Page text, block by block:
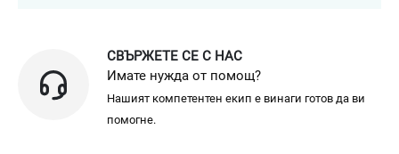
СВЪРЖЕТЕ СЕ С НАС
Имате нужда от помощ?
Нашият компетентен екип е винаги готов да ви
помогне.